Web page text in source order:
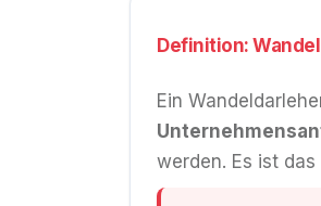
Definition:
Ein
werden. Es ist